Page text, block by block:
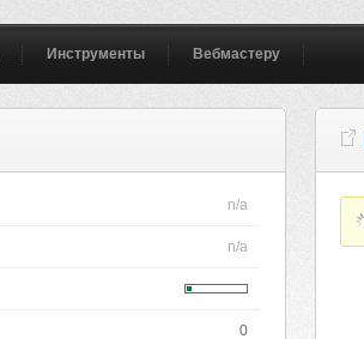
Инструменты Вебмастеру
n/a
n/a
0